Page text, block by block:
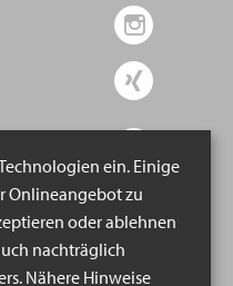
ein. Einige
Onlineangebot zu
oder ablehnen
nachträglich
Nähere Hinweise